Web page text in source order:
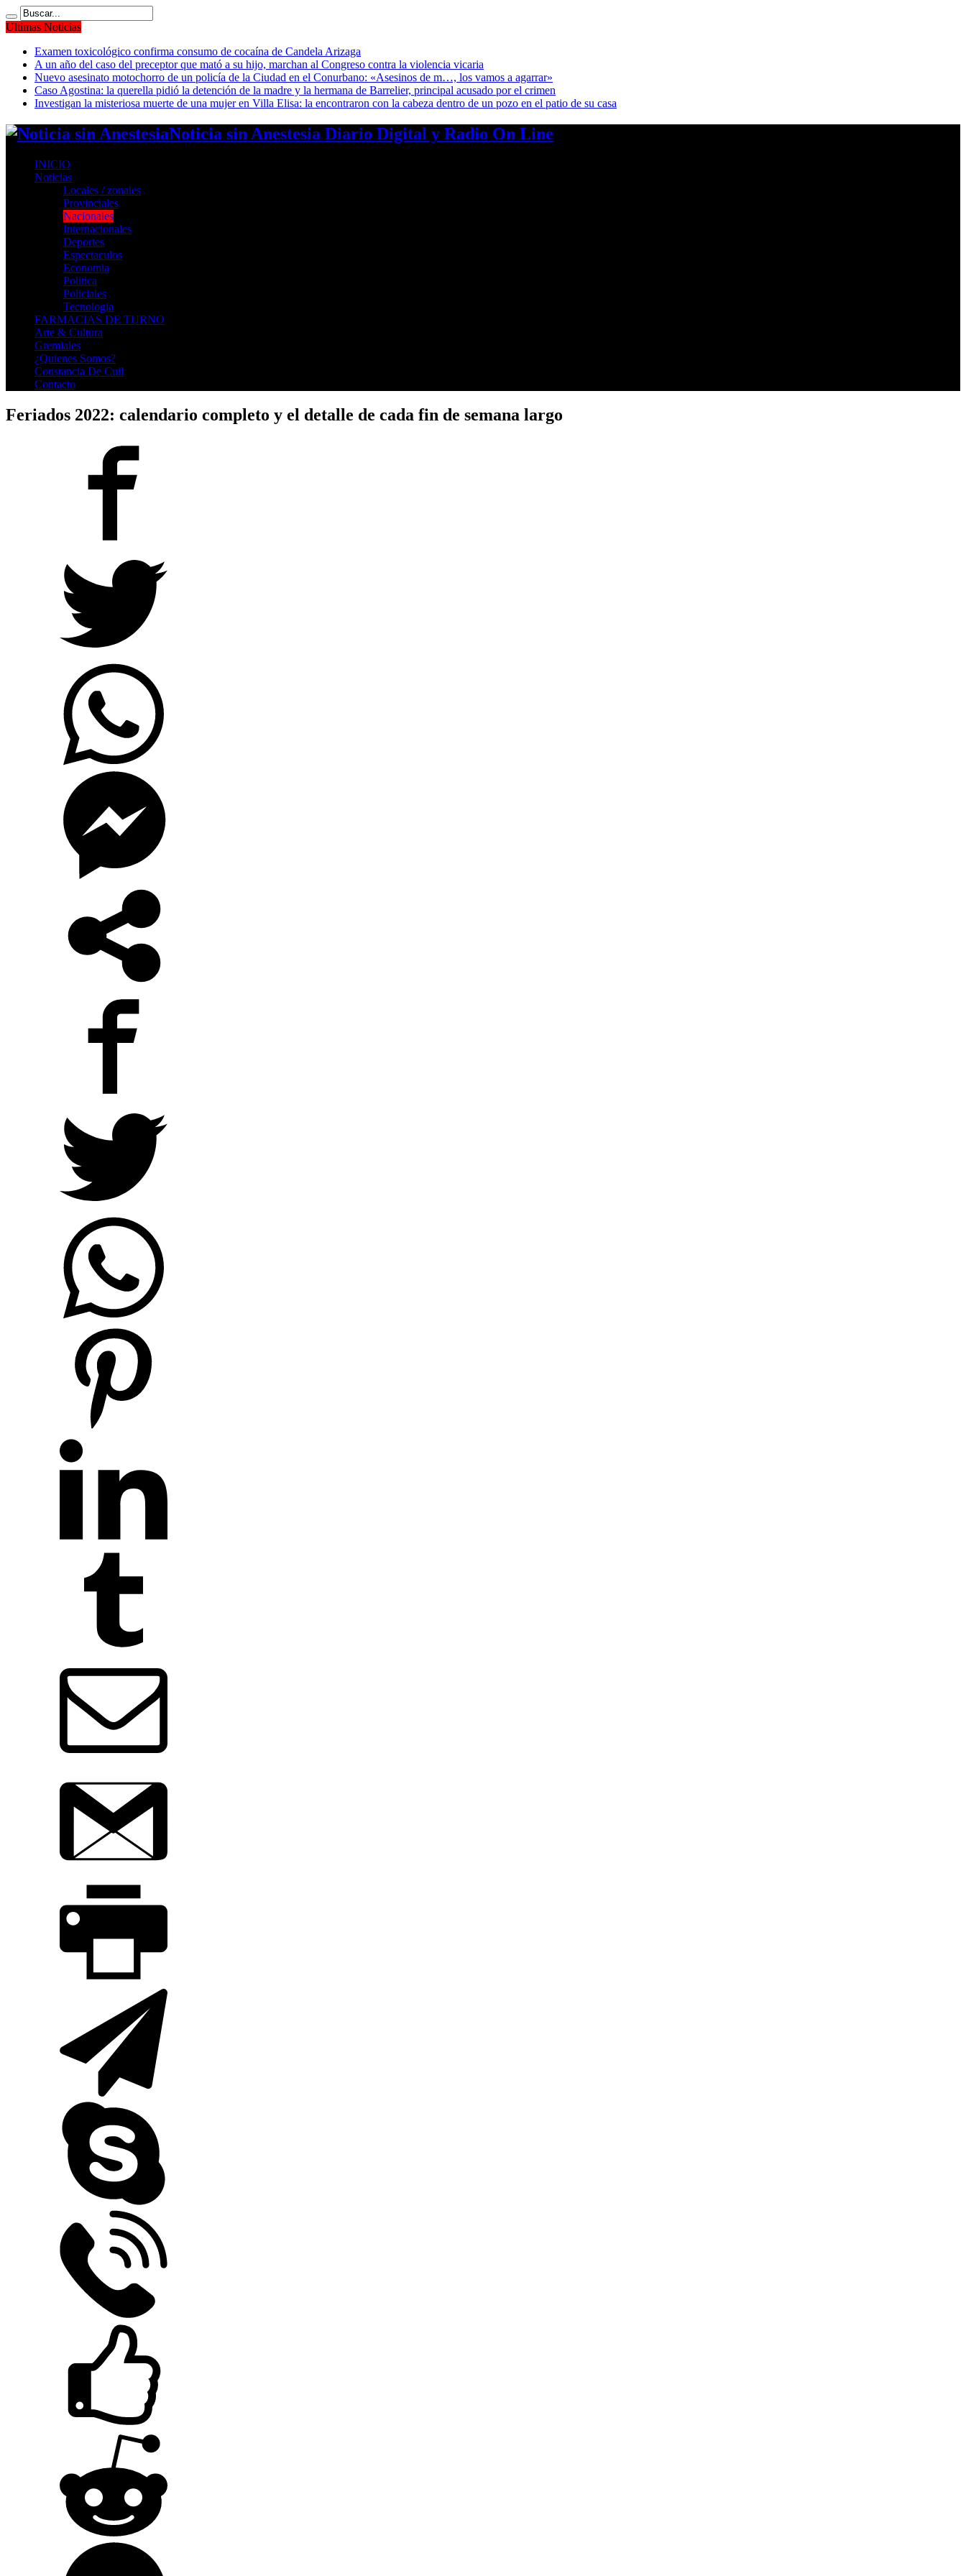
Ultimas Noticias
Examen toxicológico confirma consumo de cocaína de Candela Arizaga
A un año del caso del preceptor que mató a su hijo, marchan al Congreso contra la violencia vicaria
Nuevo asesinato motochorro de un policía de la Ciudad en el Conurbano: «Asesinos de m…, los vamos a agarrar»
Caso Agostina: la querella pidió la detención de la madre y la hermana de Barrelier, principal acusado por el crimen
Investigan la misteriosa muerte de una mujer en Villa Elisa: la encontraron con la cabeza dentro de un pozo en el patio de su casa
Noticia sin Anestesia Diario Digital y Radio On Line
INICIO
Noticias
Locales / zonales
Provinciales
Nacionales
Internacionales
Deportes
Espectaculos
Economia
Politica
Policiales
Tecnologia
FARMACIAS DE TURNO
Arte & Cultura
Gremiales
¿Quienes Somos?
Constancia De Cuil
Contacto
Feriados 2022: calendario completo y el detalle de cada fin de semana largo